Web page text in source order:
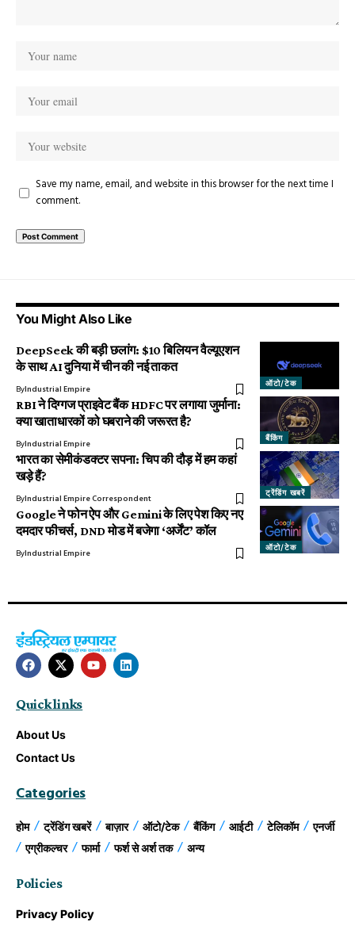
Save my name, email, and website in this browser for the next time I
comment.
You Might Also Like
ऑटो/टेक
DeepSeek की बड़ी छलांग: $10 बिलियन वैल्यूएशन
के साथ AI दुनिया में चीन की नई ताकत
ByIndustrial Empire
बैंकिंग
RBI ने दिग्गज प्राइवेट बैंक HDFC पर लगाया जुर्माना:
क्या खाताधारकों को घबराने की जरूरत है?
ByIndustrial Empire
ट्रेंडिंग खबरें
भारत का सेमीकंडक्टर सपना: चिप की दौड़ में हम कहां
खड़े हैं?
ByIndustrial Empire Correspondent
ऑटो/टेक
Google ने फोन ऐप और Gemini के लिए पेश किए नए
दमदार फीचर्स, DND मोड में बजेगा ‘अर्जेंट’ कॉल
ByIndustrial Empire
Quick links
About Us
Contact Us
Categories
होम ट्रेंडिंग खबरें बाज़ार ऑटो/टेक बैंकिंग आईटी टेलिकॉम
एनर्जी
एग्रीकल्चर
फार्मा फर्श से अर्श तक अन्य
Policies
Privacy Policy